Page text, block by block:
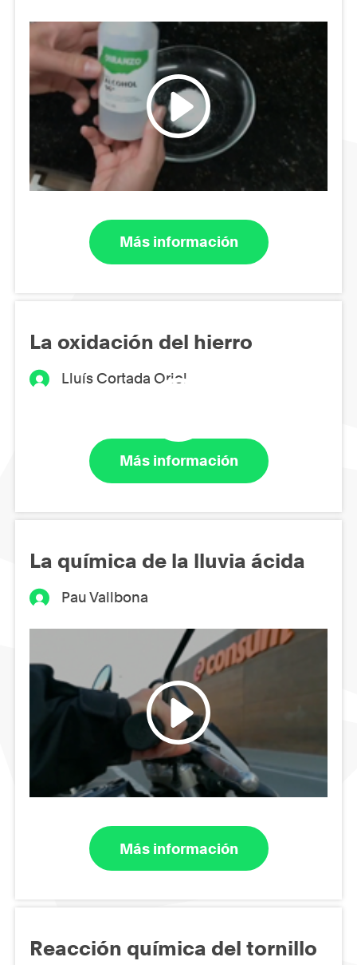
Más información
La oxidación del hierro
Lluís Cortada Oriol
Más información
La química de la lluvia ácida
Pau Vallbona
Más información
Reacción química del tornillo